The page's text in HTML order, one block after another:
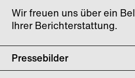
Wir freuen uns über ein
Ihrer Berichterstattung.
Pressebilder